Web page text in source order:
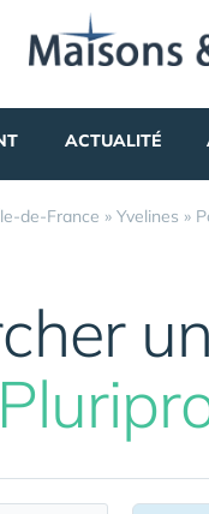
ACTUALITÉ
de-France » Yvelines »